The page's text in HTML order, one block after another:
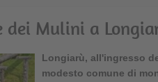
dei Mulini a
Longiarù, all'ingresso
modesto comune di